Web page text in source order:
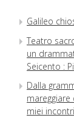
Galileo
Teatro
un
Seicento :
Dalla
miei